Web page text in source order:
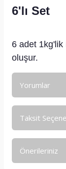
6'lı Set
6 adet
oluşur.
Yorumlar
Taksit
Önerileriniz